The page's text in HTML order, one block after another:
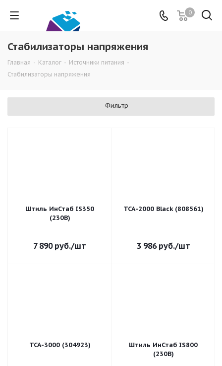
0
Стабилизаторы напряжения
Главная - Каталог - Источники питания -
Стабилизаторы напряжения
Фильтр
Штиль ИнСтаб IS350
(230В)
7 890руб./шт
TCA-2000 Black (808561)
3 986руб./шт
TCA-3000 (304923)
Штиль ИнСтаб IS800
(230В)